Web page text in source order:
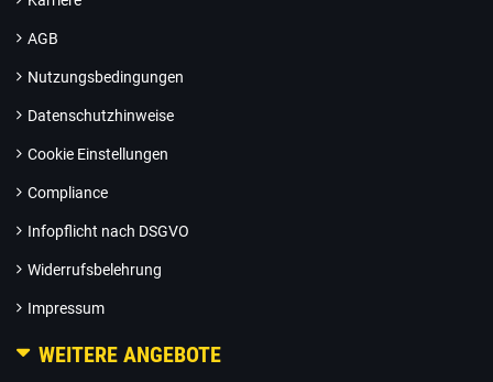
AGB
Nutzungsbedingungen
Datenschutzhinweise
Cookie Einstellungen
Compliance
Infopflicht nach DSGVO
Widerrufsbelehrung
Impressum
WEITERE ANGEBOTE